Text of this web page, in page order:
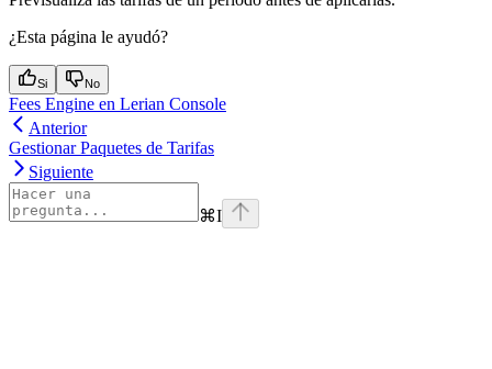
¿Esta página le ayudó?
Si No
Fees Engine en Lerian Console
Anterior
Gestionar Paquetes de Tarifas
Siguiente
⌘I